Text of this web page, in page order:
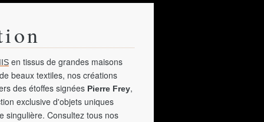
en tissus de grandes maisons
beaux textiles, nos créations
des étoffes signées Pierre Frey,
exclusive d'objets uniques
singulière. Consultez tous nos